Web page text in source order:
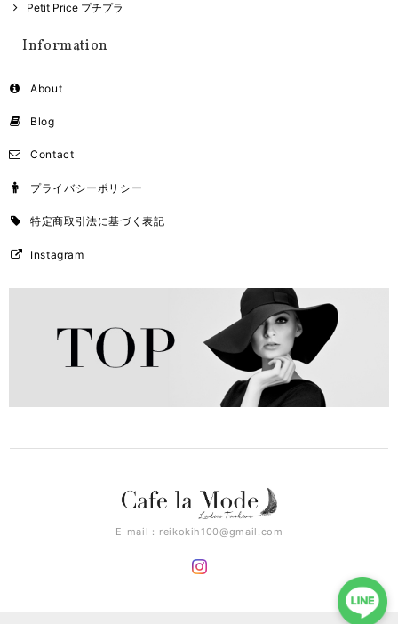
Petit Price プチプラ
Information
About
Blog
Contact
プライバシーポリシー
特定商取引法に基づく表記
Instagram
E-mail： reikokih100@gmail.com